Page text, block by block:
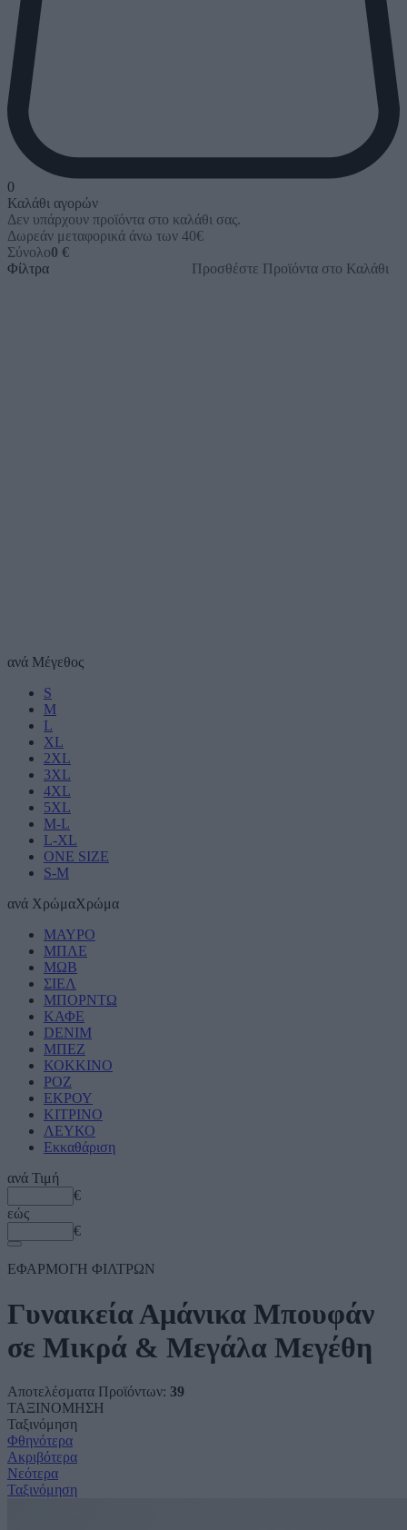
0
Καλάθι αγορών
Δεν υπάρχουν προϊόντα στο καλάθι σας.
Δωρεάν μεταφορικά άνω των 40€
Σύνολο0 €
Προσθέστε Προϊόντα στο Καλάθι
Φίλτρα
ανά Μέγεθος
S
M
L
XL
2XL
3XL
4XL
5XL
M-L
L-XL
ONE SIZE
S-M
ανά ΧρώμαΧρώμα
ΜΑΥΡΟ
ΜΠΛΕ
ΜΩΒ
ΣΙΕΛ
ΜΠΟΡΝΤΩ
ΚΑΦΕ
DENIM
ΜΠΕΖ
ΚΟΚΚΙΝΟ
ΡΟΖ
ΕΚΡΟΥ
ΚΙΤΡΙΝΟ
ΛΕΥΚΟ
Εκκαθάριση
ανά Τιμή
€
εώς
€
ΕΦΑΡΜΟΓΗ ΦΙΛΤΡΩΝ
Γυναικεία Αμάνικα Μπουφάν
σε Μικρά & Μεγάλα Μεγέθη
Αποτελέσματα Προϊόντων: 39
ΤΑΞΙΝΟΜΗΣΗ
Ταξινόμηση
Φθηνότερα
Ακριβότερα
Νεότερα
Ταξινόμηση